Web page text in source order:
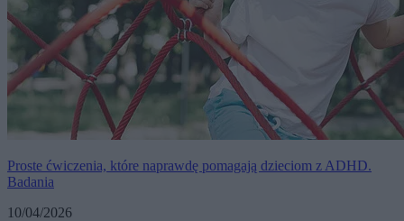
Proste ćwiczenia, które naprawdę pomagają dzieciom z ADHD.
Badania
10/04/2026